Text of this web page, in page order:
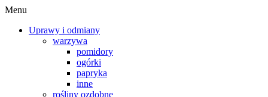
Menu
Uprawy i odmiany
warzywa
pomidory
ogórki
papryka
inne
rośliny ozdobne